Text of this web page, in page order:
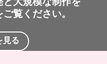
ご覧ください。
見る